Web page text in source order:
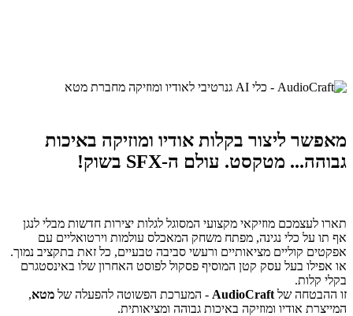
מאפשר ליצור בקלות אודיו ומוזיקה באיכות
גבוהה... מטקסט. עולם ה-SFX בשוק!
תארו לעצמכם מוזיקאי מקצועי המסוגל לגלות יצירות חדשות מבלי לנגן
אף תו על כלי נגינה, מפתח משחק המאכלס עולמות וירטואליים עם
אפקטים קוליים מציאותיים ורעשי סביבה טבעיים, כל זאת בתקציב נמוך.
או אפילו בעל עסק קטן המוסיף פסקול לפוסט האחרון שלו באינסטגרם
בקלי קלות.
זו ההבטחה של AudioCraft - המערכת הפשוטה להפעלה של מטא,
המייצרת אודיו ומוזיקה באיכות גבוהה ומציאותית.